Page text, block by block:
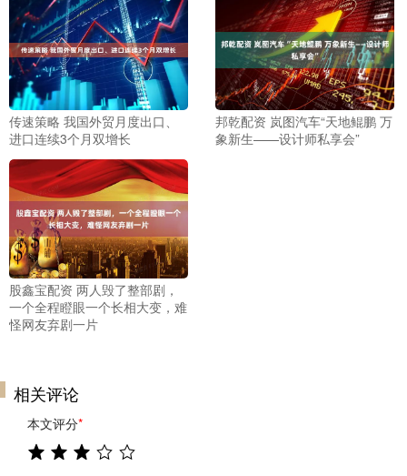
传速策略 我国外贸月度出口、
进口连续3个月双增长
邦乾配资 岚图汽车“天地鲲鹏 万
象新生——设计师私享会”
股鑫宝配资 两人毁了整部剧，
一个全程瞪眼一个长相大变，难
怪网友弃剧一片
相关评论
本文评分*